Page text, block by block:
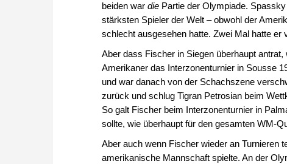
beiden war die Partie der Olympiade.
stärksten Spieler der Welt – obwohl der
schlecht ausgesehen hatte. Zwei Mal hatte er
Aber dass Fischer in Siegen überhaupt
Amerikaner das Interzonenturnier in Sousse
und war danach von der Schachszene
zurück und schlug Tigran Petrosian beim
So galt Fischer beim Interzonenturnier in
sollte, wie überhaupt für den gesamten WM-
Aber auch wenn Fischer wieder an Turnieren
amerikanische Mannschaft spielte. An der